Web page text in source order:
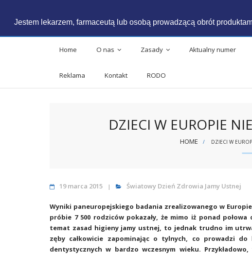
content
Home O nas Zasady Aktualny numer
Reklama Kontakt RODO
DZIECI W EUROPIE
HOME / DZIECI W
19 marca 2015 Światowy Dzień Zdrowia Jamy Ustnej
Wyniki paneuropejskiego badania zrealizowanego w
próbie 7 500 rodziców pokazały, że mimo iż ponad
temat zasad higieny jamy ustnej, to jednak trudno im
zęby całkowicie zapominając o tylnych, co prowadzi
dentystycznych w bardzo wczesnym wieku.
Jestem lekarzem, farmaceutą lub osobą prowadzącą obrót